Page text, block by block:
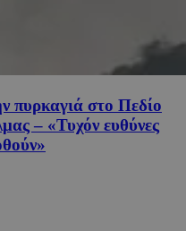
πυρκαγιά στο Πεδίο
– «Τυχόν ευθύνες